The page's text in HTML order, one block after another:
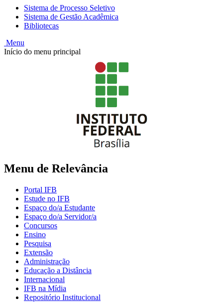
Sistema de Processo Seletivo
Sistema de Gestão Acadêmica
Bibliotecas
Menu
Início do menu principal
Menu de Relevância
Portal IFB
Estude no IFB
Espaço do/a Estudante
Espaço do/a Servidor/a
Concursos
Ensino
Pesquisa
Extensão
Administração
Educação a Distância
Internacional
IFB na Mídia
Repositório Institucional